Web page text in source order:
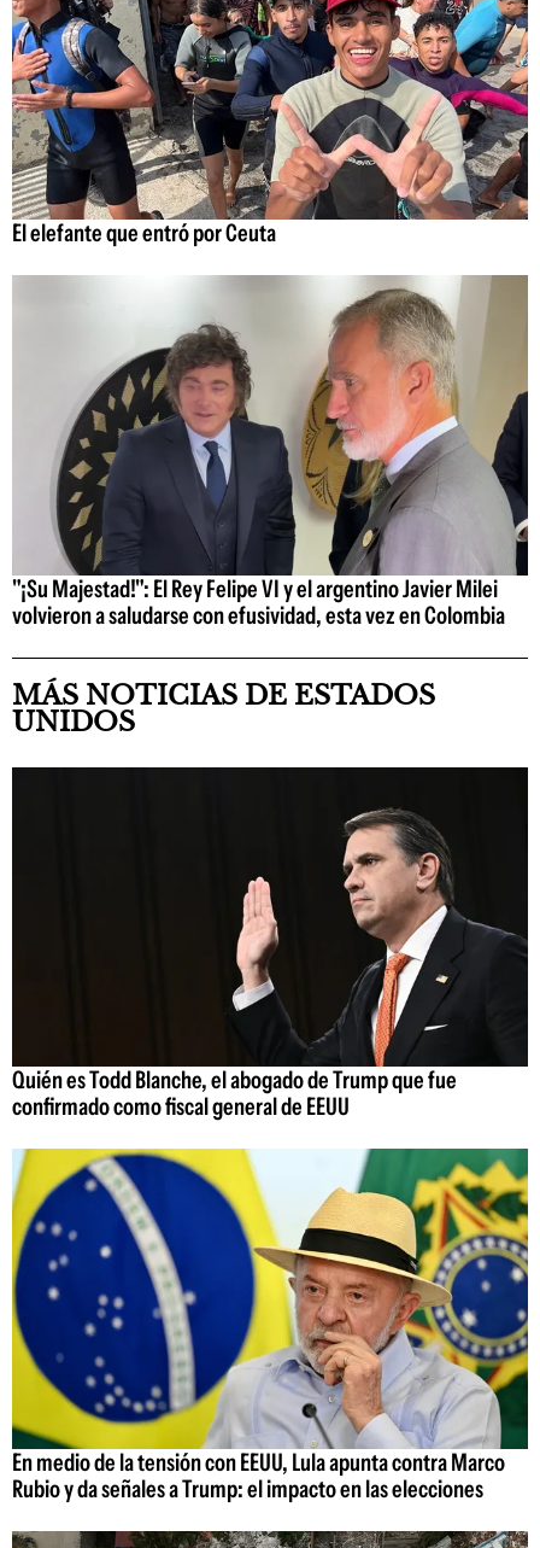
El elefante que entró por Ceuta
"¡Su Majestad!": El Rey Felipe VI y el argentino Javier Milei
volvieron a saludarse con efusividad, esta vez en Colombia
MÁS NOTICIAS DE ESTADOS
UNIDOS
Quién es Todd Blanche, el abogado de Trump que fue
confirmado como fiscal general de EEUU
En medio de la tensión con EEUU, Lula apunta contra Marco
Rubio y da señales a Trump: el impacto en las elecciones